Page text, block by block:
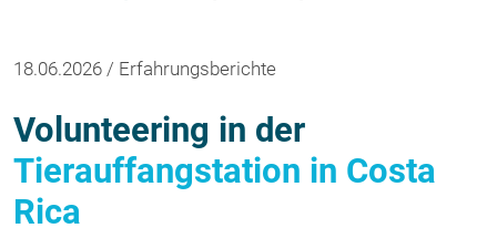
18.06.2026 / Erfahrungsberichte
Volunteering in der
Tierauffangstation in Costa
Rica